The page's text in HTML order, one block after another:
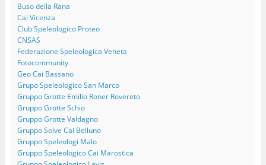
Buso della Rana
Cai Vicenza
Club Speleologico Proteo
CNSAS
Federazione Speleologica Veneta
Fotocommunity
Geo Cai Bassano
Grupo Speleologico San Marco
Gruppo Grotte Emilio Roner Rovereto
Gruppo Grotte Schio
Gruppo Grotte Valdagno
Gruppo Solve Cai Belluno
Gruppo Speleologi Malo
Gruppo Speleologico Cai Marostica